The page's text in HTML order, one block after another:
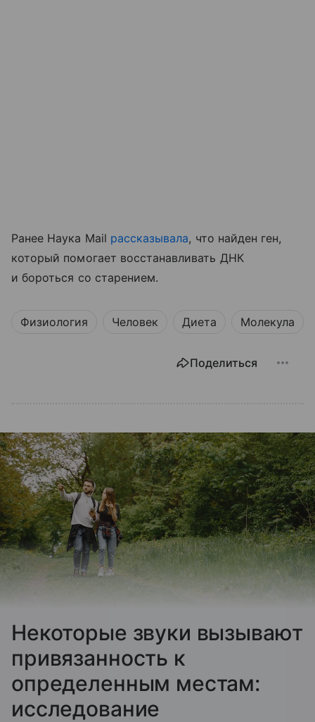
Ранее Наука Mail рассказывала, что найден ген,
который помогает восстанавливать ДНК
и бороться со старением.
Физиология Человек Диета Молекула
Поделиться
Некоторые звуки вызывают
привязанность к
определенным местам:
исследование